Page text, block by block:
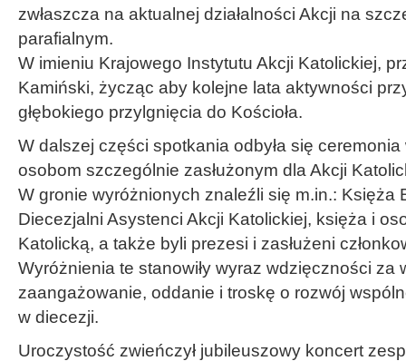
zwłaszcza na aktualnej działalności Akcji na
parafialnym.
W imieniu Krajowego Instytutu Akcji Katolickiej,
Kamiński, życząc aby kolejne lata aktywności
głębokiego przylgnięcia do Kościoła.
W dalszej części spotkania odbyła się
osobom szczególnie zasłużonym dla Akcji
W gronie wyróżnionych znaleźli się m.in.: Księża
Diecezjalni Asystenci Akcji Katolickiej, księża i
Katolicką, a także byli prezesi i zasłużeni
Wyróżnienia te stanowiły wyraz wdzięczności za
zaangażowanie, oddanie i troskę o rozwój
w diecezji.
Uroczystość zwieńczył jubileuszowy koncert